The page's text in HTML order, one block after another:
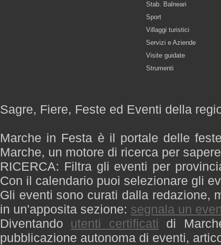
Stab. Balneari
Sport
Villaggi turistici
Servizi e Aziende
Visite guidate
Strumenti
Sagre, Fiere, Feste ed Eventi della
Marche in Festa è il portale delle
Marche, un motore di ricerca per
RICERCA: Filtra gli eventi per
Con il calendario puoi selezionare gli
Gli eventi sono curati dalla redazione,
in un'apposita sezione: segnala un
Diventando utenti certificati di
pubblicazione autonoma di eventi,